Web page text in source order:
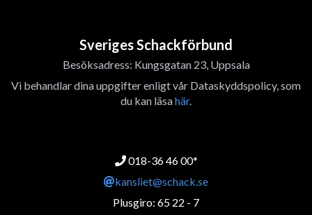
Sveriges Schackförbund
Besöksadress: Kungsgatan 23, Uppsala
Vi behandlar dina uppgifter enligt vår Dataskyddspolicy, som
du kan läsahär.
018-36 46 00*
kansliet@schack.se
Plusgiro: 65 22 - 7